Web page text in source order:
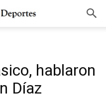
hablaron
Díaz